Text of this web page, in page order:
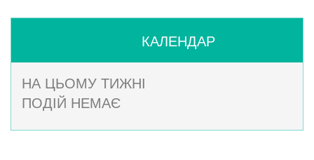
КАЛЕНДАР
НА ЦЬОМУ ТИЖНІ
ПОДІЙ НЕМАЄ